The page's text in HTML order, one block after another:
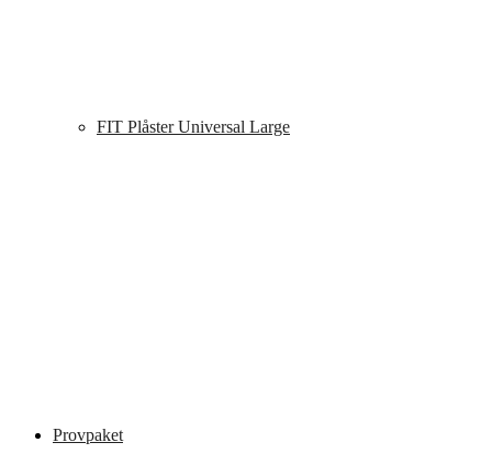
FIT Plåster Universal Large
Provpaket